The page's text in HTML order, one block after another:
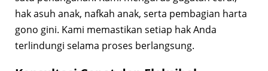
hak asuh anak, nafkah anak, serta pembagian harta
gono gini. Kami memastikan setiap hak Anda
terlindungi selama proses berlangsung.